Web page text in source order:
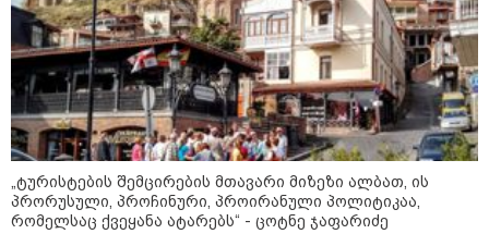
ოქროს ფასი ბოლო 2 თვის
მაქსიმუმზეა - რა დგას ძვირფასი
ლითონის მკვეთრი გაძვირების
უკან?
„ტურისტების შემცირების მთავარი მიზეზი ალბათ, ის
პრორუსული, პროჩინური, პროირანული პოლიტიკაა,
რომელსაც ქვეყანა ატარებს“ - ცოტნე ჯაფარიძე